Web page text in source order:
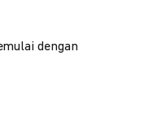
dengan